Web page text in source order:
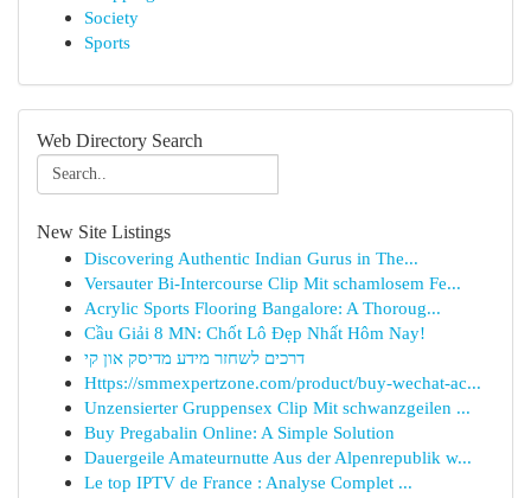
Society
Sports
Web Directory Search
New Site Listings
Discovering Authentic Indian Gurus in The...
Versauter Bi-Intercourse Clip Mit schamlosem Fe...
Acrylic Sports Flooring Bangalore: A Thoroug...
Cầu Giải 8 MN: Chốt Lô Đẹp Nhất Hôm Nay!
דרכים לשחזר מידע מדיסק און קי
Https://smmexpertzone.com/product/buy-wechat-ac...
Unzensierter Gruppensex Clip Mit schwanzgeilen ...
Buy Pregabalin Online: A Simple Solution
Dauergeile Amateurnutte Aus der Alpenrepublik w...
Le top IPTV de France : Analyse Complet ...